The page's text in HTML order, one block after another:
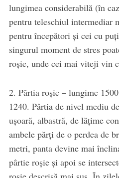
lungimea considerabilă (în
pentru teleschiul intermediar
pentru începători și cei cu
singurul moment de stres
roșie, unde cei mai viteji vin
2. Pârtia roșie – lungime
1240. Pârtia de nivel mediu
ușoară, albastră, de lățime
ambele părți de o perdea de
metri, panta devine mai
pârtie roșie și apoi se